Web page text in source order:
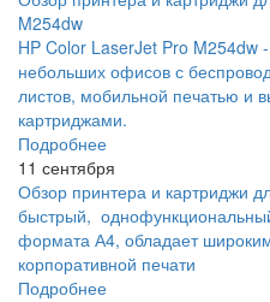
M254dw
HP Color LaserJet Pro M254dw
небольших офисов с
листов, мобильной печатью и
картриджами.
Подробнее
11 сентября
Обзор принтера и картриджи
быстрый,
формата А4, обладает
корпоративной печати
Подробнее